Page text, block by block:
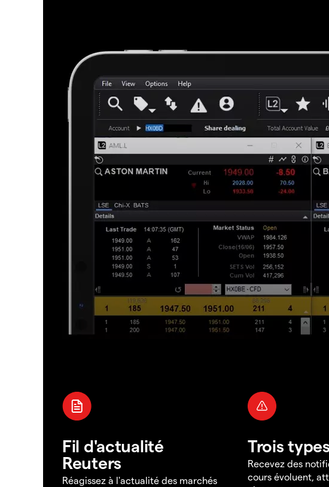
Fil d'actualité
Reuters
Réagissez à l'actualité des marchés
Trois
Recevez des
cours évoluent,